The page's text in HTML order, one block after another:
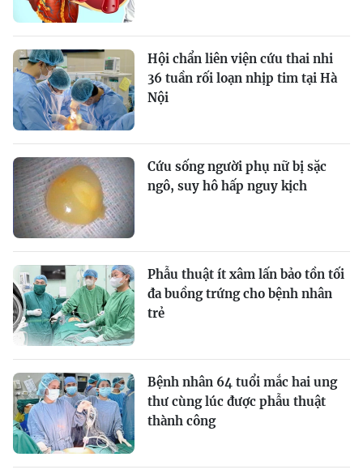
Hội chẩn liên viện cứu thai nhi
36 tuần rối loạn nhịp tim tại Hà
Nội
Cứu sống người phụ nữ bị sặc
ngô, suy hô hấp nguy kịch
Phẫu thuật ít xâm lấn bảo tồn tối
đa buồng trứng cho bệnh nhân
trẻ
Bệnh nhân 64 tuổi mắc hai ung
thư cùng lúc được phẫu thuật
thành công